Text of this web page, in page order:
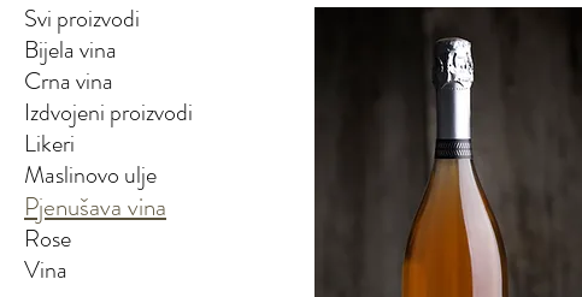
Svi proizvodi
Bijela vina
Crna vina
Izdvojeni proizvodi
Likeri
Maslinovo ulje
Pjenušava vina
Rose
Vina